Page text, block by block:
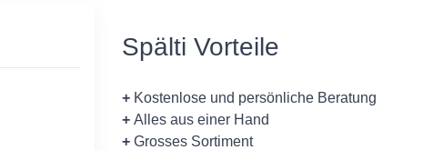
Spälti Vorteile
+ Kostenlose und persönliche Beratung
+ Alles aus einer Hand
+ Grosses Sortiment